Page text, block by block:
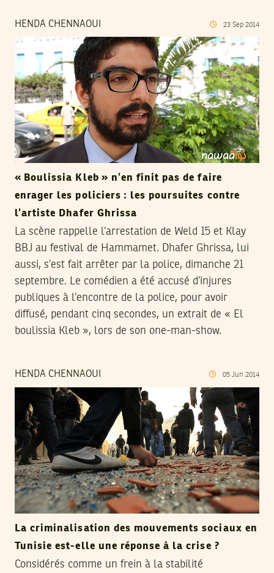
HENDA CHENNAOUI 23 Sep 2014
« Boulissia Kleb » n’en finit pas de faire
enrager les policiers : les poursuites contre
l’artiste Dhafer Ghrissa
La scène rappelle l’arrestation de Weld 15 et Klay
BBJ au festival de Hammamet. Dhafer Ghrissa, lui
aussi, s’est fait arrêter par la police, dimanche 21
septembre. Le comédien a été accusé d’injures
publiques à l’encontre de la police, pour avoir
diffusé, pendant cinq secondes, un extrait de « El
boulissia Kleb », lors de son one-man-show.
HENDA CHENNAOUI 05 Jun 2014
La criminalisation des mouvements sociaux en
Tunisie est-elle une réponse à la crise ?
Considérés comme un frein à la stabilité